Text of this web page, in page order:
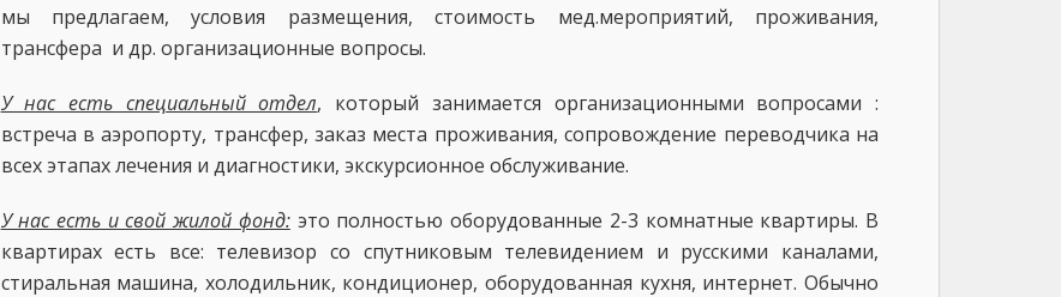
мы предлагаем, условия размещения, стоимость мед.мероприятий, проживания,
трансфера и др. организационные вопросы.
У нас есть специальный отдел, который занимается организационными вопросами :
встреча в аэропорту, трансфер, заказ места проживания, сопровождение переводчика на
всех этапах лечения и диагностики, экскурсионное обслуживание.
У нас есть и свой жилой фонд:это полностью оборудованные 2-3 комнатные квартиры. В
квартирах есть все: телевизор со спутниковым телевидением и русскими каналами,
стиральная машина, холодильник, кондиционер, оборудованная кухня, интернет. Обычно